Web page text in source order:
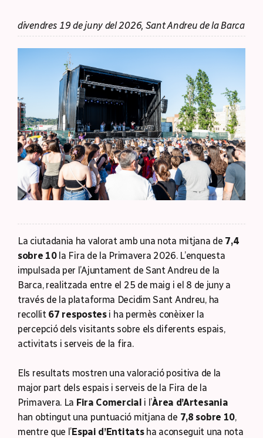
divendres 19 de juny del 2026, Sant Andreu de la Barca
La ciutadania ha valorat amb una nota mitjana de 7,4
sobre 10la Fira de la Primavera 2026. L’enquesta
impulsada per l’Ajuntament de Sant Andreu de la
Barca, realitzada entre el 25 de maig i el 8 de juny a
través de la plataforma Decidim Sant Andreu, ha
recollit 67 respostesi ha permès conèixer la
percepció dels visitants sobre els diferents espais,
activitats i serveis de la fira.
Els resultats mostren una valoració positiva de la
major part dels espais i serveis de la Fira de la
Primavera. La Fira Comercial i l’Àrea d’Artesania
han obtingut una puntuació mitjana de 7,8 sobre 10,
mentre que l’Espai d’Entitatsha aconseguit una nota